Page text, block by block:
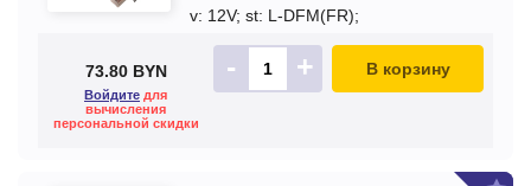
v: 12V; st: L-DFM(FR);
73.80 BYN
Войдите для
вычисления
персональной скидки
- + В корзину